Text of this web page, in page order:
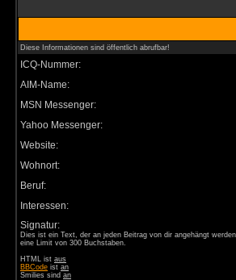
Diese Informationen sind öffentlich abrufbar!
ICQ-Nummer:
AIM-Name:
MSN Messenger:
Yahoo Messenger:
Website:
Wohnort:
Beruf:
Interessen:
Signatur:
Dies ist ein Text, der an jeden Beitrag von dir angehängt
eine Limit von 300 Buchstaben.
HTML ist aus
BBCode ist an
Smilies sind an